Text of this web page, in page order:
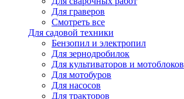
Для граверов
Смотреть все
Для садовой техники
Бензопил и электропил
Для зернодробилок
Для культиваторов и мотоблоков
Для мотобуров
Для насосов
Для тракторов